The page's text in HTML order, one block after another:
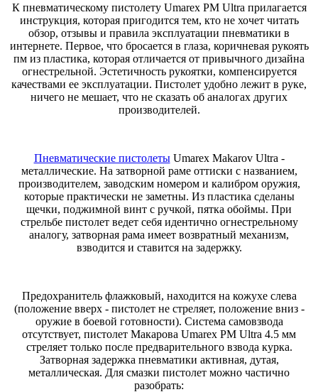
К пневматическому пистолету Umarex PM Ultra прилагается
инструкция, которая пригодится тем, кто не хочет читать
обзор, отзывы и правила эксплуатации пневматики в
интернете. Первое, что бросается в глаза, коричневая рукоять
пм из пластика, которая отличается от привычного дизайна
огнестрельной. Эстетичность рукоятки, компенсируется
качествами ее эксплуатации. Пистолет удобно лежит в руке,
ничего не мешает, что не сказать об аналогах других
производителей.
Пневматические пистолетыUmarex Makarov Ultra -
металлические. На затворной раме оттиски с названием,
производителем, заводским номером и калибром оружия,
которые практически не заметны. Из пластика сделаны
щечки, поджимной винт с ручкой, пятка обоймы. При
стрельбе пистолет ведет себя идентично огнестрельному
аналогу, затворная рама имеет возвратный механизм,
взводится и ставится на задержку.
Предохранитель флажковый, находится на кожухе слева
(положение вверх - пистолет не стреляет, положение вниз -
оружие в боевой готовности). Система самовзвода
отсутствует, пистолет Макарова Umarex PM Ultra 4.5 мм
стреляет только после предварительного взвода курка.
Затворная задержка пневматики активная, дутая,
металлическая. Для смазки пистолет можно частично
разобрать: